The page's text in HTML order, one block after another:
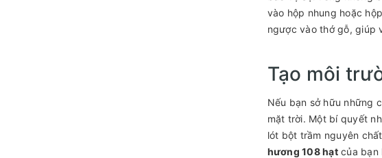
vào hộp nhung hoặc
ngược vào thớ gỗ, giúp
Tạo môi
Nếu bạn sở hữu những
mặt trời. Một bí quyết
lót bột trầm nguyên
hương 108 hạtcủa bạn